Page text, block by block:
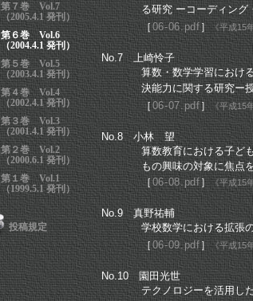
る研究 ーコーディング
［ 06-06.pdf ］《平成15
No.7 上崎怜子
算数・数学学習におけ
決能力に関する研究ー
［ 06-07.pdf ］ 《平成15
No.8 小林 望
算数教育における子ど
もの興味の対象に焦点
［06-08.pdf ］《平成15
No.9 真野祐輔
学校数学における拡張
［06-09.pdf ］《平成15
No.10 園田光世
テクノロジーを活用し
第７巻 Vol.7
（2005.4.1 発刊）
第６巻Vol.6
（2004.4.1 発刊）
第５巻 Vol.5
（2003.4.1 発刊）
第４巻Vol.4
（2002.4.1 発刊）
第３巻 Vol.3
（2001.4.1 発刊）
第２巻 Vol.2
（2000.6.1 発刊）
第１巻Vol.1
（1999.5.1 発刊）
投稿規定